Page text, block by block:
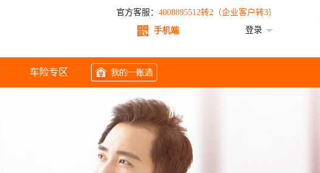
官方客服： 4008895512转2（企业客户转3）
登录
手机端
车险专区